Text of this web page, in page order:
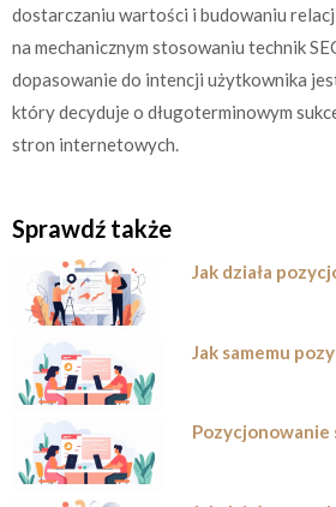
dostarczaniu wartości i budowaniu
na mechanicznym stosowaniu technik
dopasowanie do intencji użytkownika
który decyduje o długoterminowym
stron internetowych.
Sprawdź także
Jak działa
Jak samemu
Pozycjonowanie